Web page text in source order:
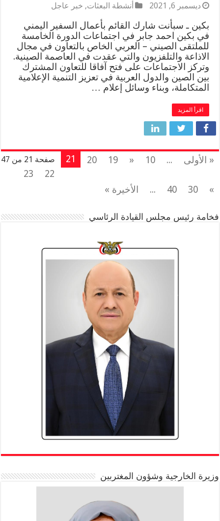
ديسمبر 6, 2021 أنشطة البعثات, خبر عاجل
بكين ـ سبأنت شارك القائم بأعمال السفير اليمني
في بكين احمد جابر في اجتماعات الدورة الخامسة
للملتقى الصيني – العربي الخاص بالتعاون في مجال
الاذاعة والتلفزيون والتي عقدت في العاصمة الصينية.
وتركز الاجتماعات على فتح آفاقا للتعاون المشترك
بين الصين والدول العربية في تعزيز التنمية الإعلامية
المتكاملة، وبناء وسائل إعلام …
اقرأ المزيد
صفحة 21 من 47 « الأولى ...
10
«
19
20
21
22
23
»
30
40
... الأخيرة »
فخامة رئيس مجلس القيادة الرئاسي
وزيرة الخارجية وشؤون المغتربين